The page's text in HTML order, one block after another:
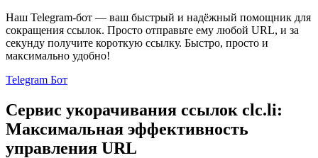
Наш Telegram-бот — ваш быстрый и надёжный помощник для
сокращения ссылок. Просто отправьте ему любой URL, и за
секунду получите короткую ссылку. Быстро, просто и
максимально удобно!
Telegram Бот
Сервис укорачивания ссылок clc.li:
Максимальная эффективность
управления URL